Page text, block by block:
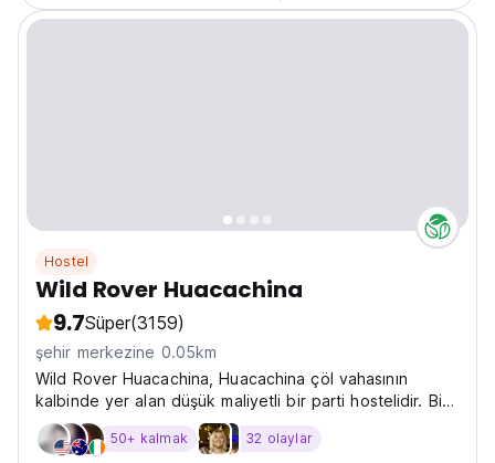
Hostel
Wild Rover Huacachina
9.7Süper(3159)
şehir merkezine 0.05km
Wild Rover Huacachina, Huacachina çöl vahasının
kalbinde yer alan düşük maliyetli bir parti hostelidir. Biz
gösterişten uzak, heyecan verici bir deneyimiz! İyi
güler yüzlü hizmete, sosyal aktivitelere ve misafirlerimiz
50+ kalmak 32 olaylar